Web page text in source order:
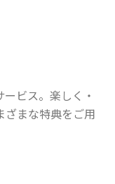
ビス。楽しく・
ざまな特典をご用